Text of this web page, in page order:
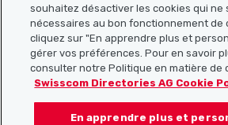
Télécharger l’application
souhaitez désactiver les cookies qui ne
nécessaires au bon fonctionnement de
cliquez sur "En apprendre plus et
gérer vos préférences. Pour en savoir
consulter notre Politique en matière de
Swisscom Directories AG Cookie
En apprendre plus et